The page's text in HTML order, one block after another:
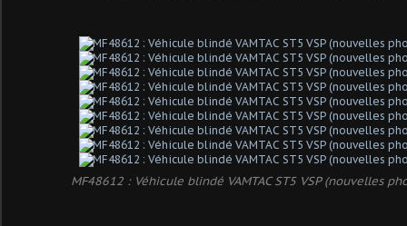
MF48612 : Véhicule blindé VAMTAC ST5 VSP (nouvelles